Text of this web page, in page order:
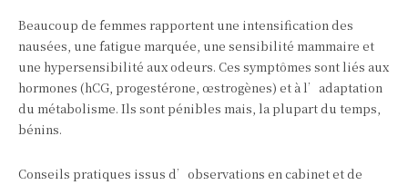
Beaucoup de femmes rapportent une intensification des
nausées, une fatigue marquée, une sensibilité mammaire et
une hypersensibilité aux odeurs. Ces symptômes sont liés aux
hormones (hCG, progestérone, œstrogènes) et à l’adaptation
du métabolisme. Ils sont pénibles mais, la plupart du temps,
bénins.
Conseils pratiques issus d’observations en cabinet et de